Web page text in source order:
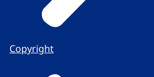
Copyright